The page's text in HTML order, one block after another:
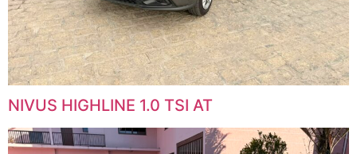
NIVUS HIGHLINE 1.0 TSI AT